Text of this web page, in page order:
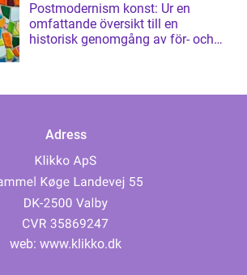
Postmodernism konst: Ur en
omfattande översikt till en
historisk genomgång av för- och
Adress
web: www.klikko.dk